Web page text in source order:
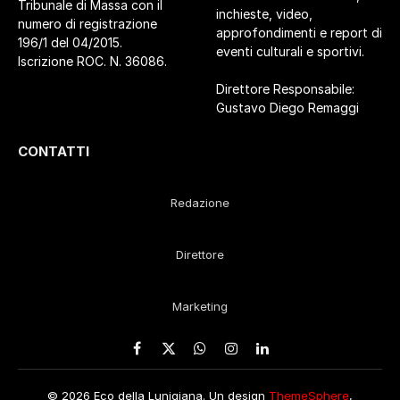
Tribunale di Massa con il
numero di registrazione
196/1 del 04/2015.
Iscrizione ROC. N. 36086.
inchieste, video,
approfondimenti e report di
eventi culturali e sportivi.
Direttore Responsabile:
Gustavo Diego Remaggi
CONTATTI
Redazione
Direttore
Marketing
Facebook
X
WhatsApp
Instagram
LinkedIn
© 2026 Eco della Lunigiana. Un design ThemeSphere,